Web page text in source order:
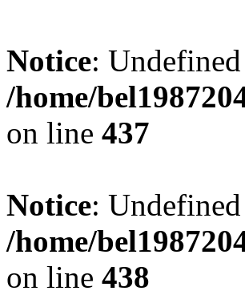
Notice:
/home/
on line 437
Notice:
/home/
on line 438